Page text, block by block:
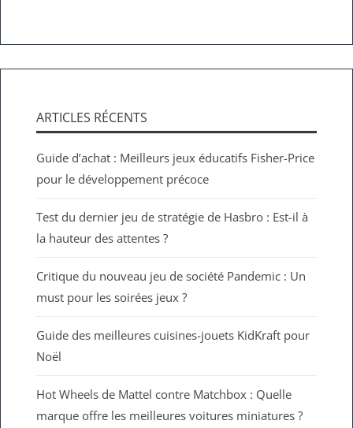
ARTICLES RÉCENTS
Guide d’achat : Meilleurs jeux éducatifs Fisher-Price
pour le développement précoce
Test du dernier jeu de stratégie de Hasbro : Est-il à
la hauteur des attentes ?
Critique du nouveau jeu de société Pandemic : Un
must pour les soirées jeux ?
Guide des meilleures cuisines-jouets KidKraft pour
Noël
Hot Wheels de Mattel contre Matchbox : Quelle
marque offre les meilleures voitures miniatures ?